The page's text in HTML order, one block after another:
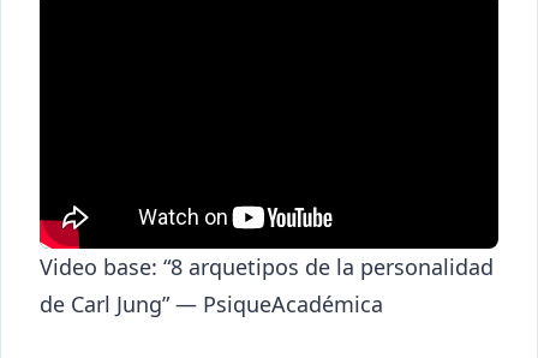
Video base: “8 arquetipos de la personalidad
de Carl Jung” — PsiqueAcadémica